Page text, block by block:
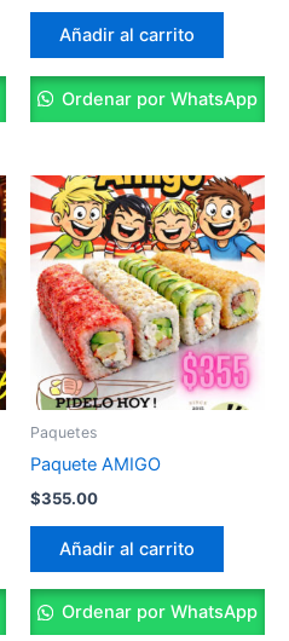
Añadir al carrito
Ordenar por WhatsApp
Paquetes
Paquete AMIGO
$355.00
Añadir al carrito
Ordenar por WhatsApp